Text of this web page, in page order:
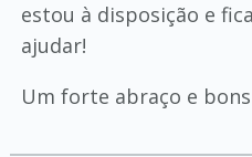
estou à disposição e
ajudar!
Um forte abraço e